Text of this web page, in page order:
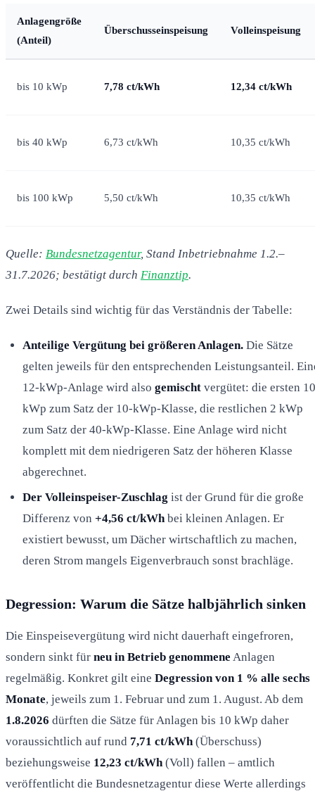
Anlagengröße
(Anteil)
Überschusseinspeisung Volleinspeisung
bis 10 kWp 7,78 ct/kWh 12,34 ct/kWh
bis 40 kWp 6,73 ct/kWh 10,35 ct/kWh
bis 100 kWp 5,50 ct/kWh 10,35 ct/kWh
Quelle: Bundesnetzagentur, Stand Inbetriebnahme 1.2.–
31.7.2026; bestätigt durch Finanztip.
Zwei Details sind wichtig für das Verständnis der Tabelle:
Anteilige Vergütung bei größeren Anlagen. Die Sätze
gelten jeweils für den entsprechenden Leistungsanteil.
12-kWp-Anlage wird also gemischt vergütet: die ersten 10
kWp zum Satz der 10-kWp-Klasse, die restlichen 2 kWp
zum Satz der 40-kWp-Klasse. Eine Anlage wird nicht
komplett mit dem niedrigeren Satz der höheren Klasse
abgerechnet.
Der Volleinspeiser-Zuschlag ist der Grund für die große
Differenz von +4,56 ct/kWh bei kleinen Anlagen. Er
existiert bewusst, um Dächer wirtschaftlich zu machen,
deren Strom mangels Eigenverbrauch sonst brachläge.
Degression: Warum die Sätze halbjährlich sinken
Die Einspeisevergütung wird nicht dauerhaft eingefroren,
sondern sinkt für neu in Betrieb genommene Anlagen
regelmäßig. Konkret gilt eine Degression von 1 % alle sechs
Monate, jeweils zum 1. Februar und zum 1. August. Ab dem
1.8.2026 dürften die Sätze für Anlagen bis 10 kWp daher
voraussichtlich auf rund 7,71 ct/kWh (Überschuss)
beziehungsweise 12,23 ct/kWh (Voll) fallen – amtlich
veröffentlicht die Bundesnetzagentur diese Werte allerdings